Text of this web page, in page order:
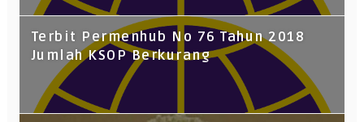
Terbit Permenhub No 76 Tahun 2018
Jumlah KSOP Berkurang